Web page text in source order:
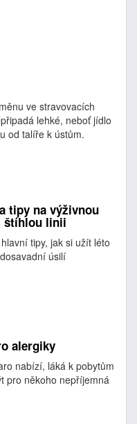
ve stravovacích
lehké, neboť jídlo
od talíře k ústům.
tipy na výživnou
štíhlou linii
tipy, jak si užít léto
úsilí
alergiky
nabízí, láká k pobytům
pro někoho nepříjemná